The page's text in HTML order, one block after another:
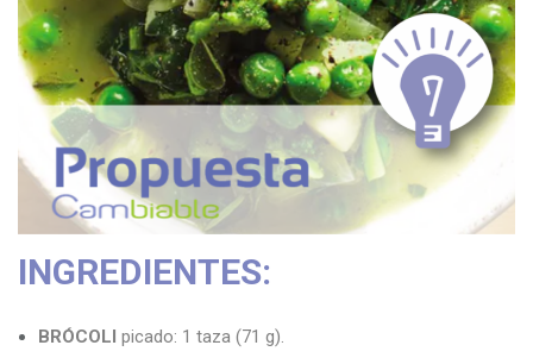
n
INGREDIENTES:
BRÓCOLI picado: 1 taza (71 g).